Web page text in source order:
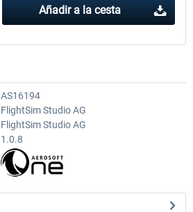
Añadir a la cesta
AS16194
FlightSim Studio AG
FlightSim Studio AG
1.0.8